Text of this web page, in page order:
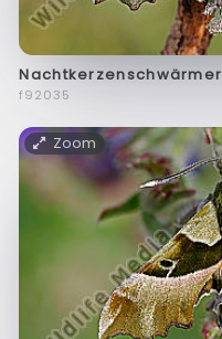
Nachtkerzenschwärmer
f92035
Zoom